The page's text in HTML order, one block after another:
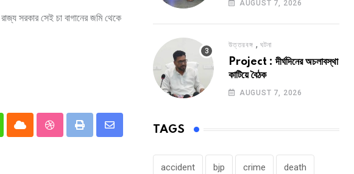
সরকার সেই চা বাগানের জমি থেকে
Cloud StumbleUpon
Print
Share
AUGUST 7, 2026
উত্তরবঙ্গ , ঘটনা
Project : দীর্ঘদিনের অচলাবস্থা
কাটিয়ে বৈঠক
AUGUST 7, 2026
TAGS
accident bjp crime death